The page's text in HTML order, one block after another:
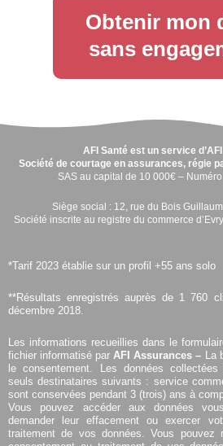
Obtenir mon
sans
AFI Santé est un service
Société de courtage en assurances, régie
SAS au capital de 10 000€ –
Siège social : 12, rue du Bois
Société inscrite au registre du commerce
*Tarif 2023 établie sur un profil +55 ans solo
**Résultats enregistrés auprès de 1 760
décembre 2018.
Les informations recueillies dans le
fichier informatisé par AFI Assurances –
le consentement. Les données
seuls destinataires suivants : service
sont conservées pendant 3 (trois) ans à
Vous pouvez accéder aux données
demander leur effacement ou exercer
traitement de vos données. Vous pouvez